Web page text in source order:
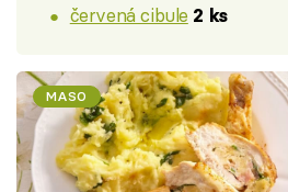
červená cibule 2 ks
MASO